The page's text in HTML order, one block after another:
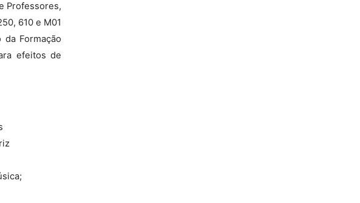
Professores,
610 e M01
Formação
efeitos de